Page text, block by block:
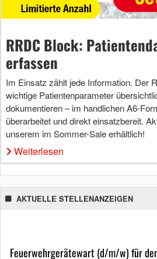
RRDC Block:
erfassen
Im Einsatz zählt jede Information. Der
wichtige Patientenparameter
dokumentieren – im handlichen A6-
überarbeitet und direkt einsatzbereit.
unserem im Sommer-Sale erhältlich!
Weiterlesen
AKTUELLE STELLENANZEIGEN
Feuerwehrgerätewart (d/m/w) für